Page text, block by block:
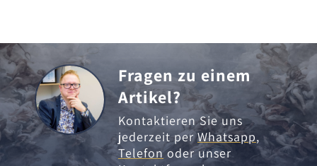
Fragen zu einem
Artikel?
Kontaktieren Sie uns
jederzeit perWhatsapp,
Telefonoder unser